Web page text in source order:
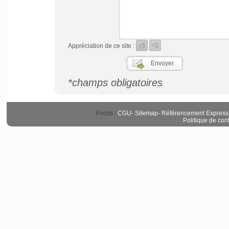
Appréciation de ce site :
*champs obligatoires
Focus : CGU- Sitemap- Référencement Express
Politique de